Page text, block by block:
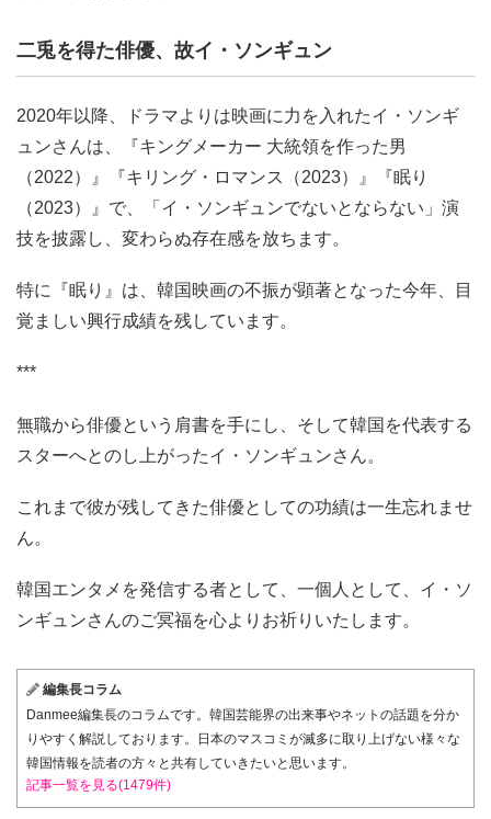
二兎を得た俳優、故イ・ソンギュン
2020年以降、ドラマよりは映画に力を入れたイ・ソンギ
ュンさんは、『キングメーカー 大統領を作った男
（2022）』『キリング・ロマンス（2023）』『眠り
（2023）』で、「イ・ソンギュンでないとならない」演
技を披露し、変わらぬ存在感を放ちます。
特に『眠り』は、韓国映画の不振が顕著となった今年、目
覚ましい興行成績を残しています。
***
無職から俳優という肩書を手にし、そして韓国を代表する
スターへとのし上がったイ・ソンギュンさん。
これまで彼が残してきた俳優としての功績は一生忘れませ
ん。
韓国エンタメを発信する者として、一個人として、イ・ソ
ンギュンさんのご冥福を心よりお祈りいたします。
編集長コラム
Danmee編集長のコラムです。韓国芸能界の出来事やネットの話題を分か
りやすく解説しております。日本のマスコミが滅多に取り上げない様々な
韓国情報を読者の方々と共有していきたいと思います。
記事一覧を見る(1479件)